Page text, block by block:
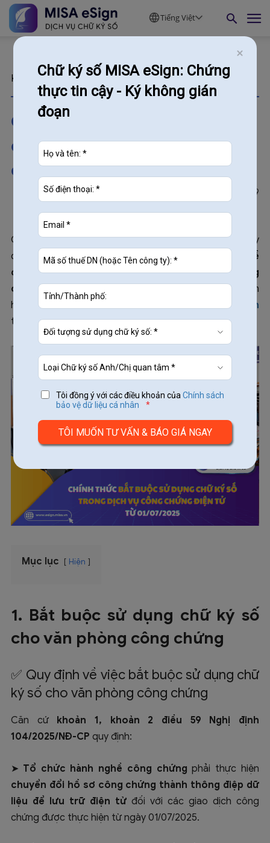
Tiếng Việt
Kiến thức
Chính thức bắt buộc sử dụng
chữ ký số cho văn phòng công
chứng từ 01/07/2025
08/08/2025 539
Chính phủ đã ban hànhNghị định 104/2025/NĐ-CP
quy
định từ ngày 01/07/2025,tất cả tổ chức hành nghề
công chứngtrên toàn quốcphải triển khai sử dụng
chữ ký số
để ký duyệt hồ sơ công chứng. Hãy cùng tìm
hiểu chi tiết quy định này trong bài viếtMISA eSign
tổng hợp dưới đây.
Mục lục Hiện
1. Bắt buộc sử dụng chữ ký số
cho văn phòng công chứng
✅ Quy định về việc bắt buộc sử dụng chữ
ký số cho văn phòng công chứng
Căn cứ khoản 1, khoản 2 điều 59 Nghị định
104/2025/NĐ-CP quy định:
➤ Tổ chức hành nghề công chứng phải thực hiện
chuyển đổi hồ sơ công chứng thành thông điệp dữ
liệu để lưu trữ điện tử đối với các giao dịch công
chứng được thực hiện từ ngày 01/07/2025.
Chữ ký số MISA eSign: Chứng
thực tin cậy - Ký không gián
đoạn
Tôi đồng ý với các điều khoản củaChính sách
bảo vệ dữ liệu cá nhân
*